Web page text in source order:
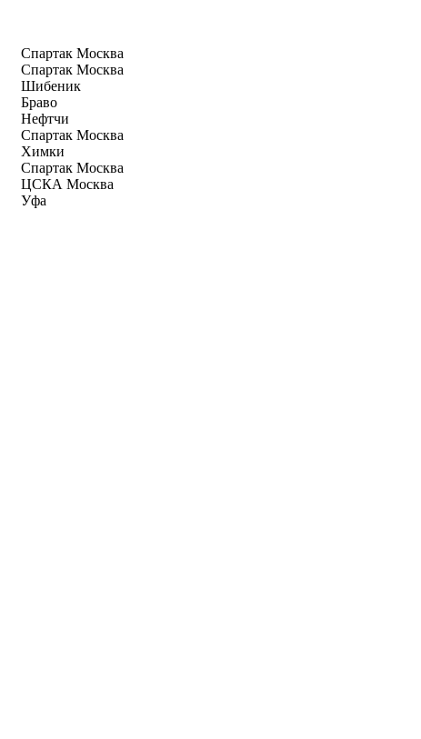
Спартак Москва
Спартак Москва
Шибеник
Браво
Нефтчи
Спартак Москва
Химки
Спартак Москва
ЦСКА Москва
Уфа